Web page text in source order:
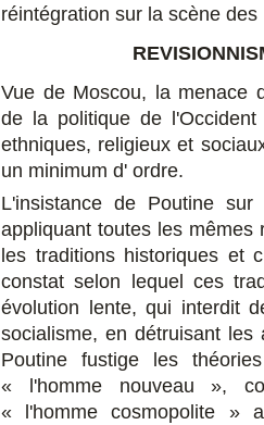
réintégration sur la scène
Vue de Moscou, la menace
de la politique de
ethniques, religieux et
un minimum d' ordre.
L'insistance de Poutine
appliquant toutes les mêmes
les traditions historiques et
constat selon lequel ces
évolution lente, qui interdit
socialisme, en détruisant
Poutine fustige les
« l'homme nouveau »,
« l'homme cosmopolite »